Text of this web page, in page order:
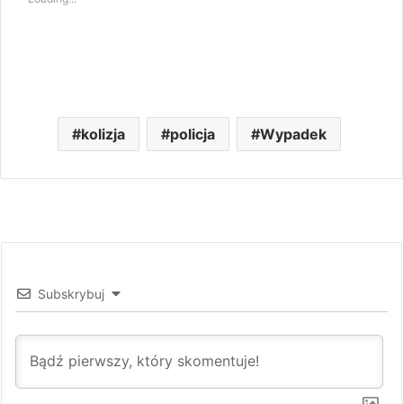
kolizja policja Wypadek
Subskrybuj